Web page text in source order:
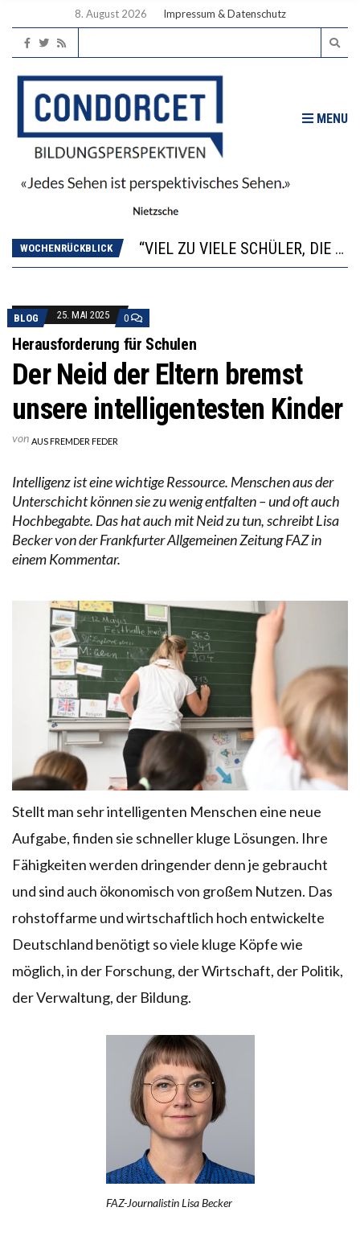
8. August 2026 Impressum & Datenschutz
MENU
WOCHENRÜCKBLICK
DIE GANZE HILFLOSIGKEIT DES BILDUNGSBÜRGERTUMS
BLOG 25. MAI 2025 0
Herausforderung für Schulen
Der Neid der Eltern bremst
unsere intelligentesten Kinder
von AUS FREMDER FEDER
Intelligenz ist eine wichtige Ressource. Menschen aus der
Unterschicht können sie zu wenig entfalten – und oft auch
Hochbegabte. Das hat auch mit Neid zu tun, schreibt Lisa
Becker von der Frankfurter Allgemeinen Zeitung FAZ in
einem Kommentar.
Stellt man sehr intelligenten Menschen eine neue
Aufgabe, finden sie schneller kluge Lösungen. Ihre
Fähigkeiten werden dringender denn je gebraucht
und sind auch ökonomisch von großem Nutzen. Das
rohstoffarme und wirtschaftlich hoch entwickelte
Deutschland benötigt so viele kluge Köpfe wie
möglich, in der Forschung, der Wirtschaft, der Politik,
der Verwaltung, der Bildung.
FAZ-Journalistin Lisa Becker